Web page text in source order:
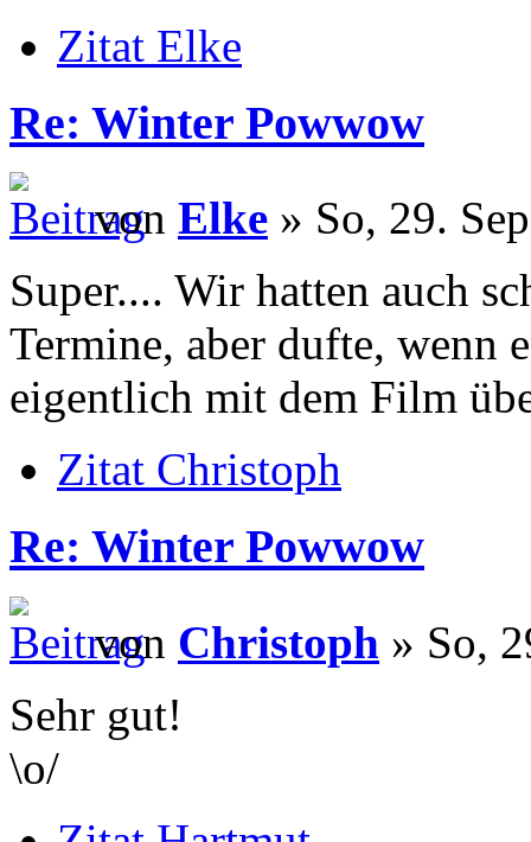
Zitat Elke
Re: Winter Powwow
von Elke » So, 29.
Super.... Wir hatten auch
Termine, aber dufte, wenn
eigentlich mit dem Film
Zitat Christoph
Re: Winter Powwow
von Christoph » So,
Sehr gut!
\o/